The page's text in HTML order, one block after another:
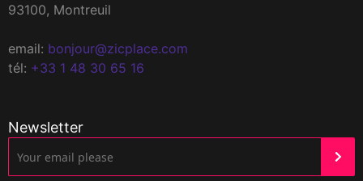
93100, Montreuil
email: bonjour@zicplace.com
tél: +33 1 48 30 65 16
Newsletter